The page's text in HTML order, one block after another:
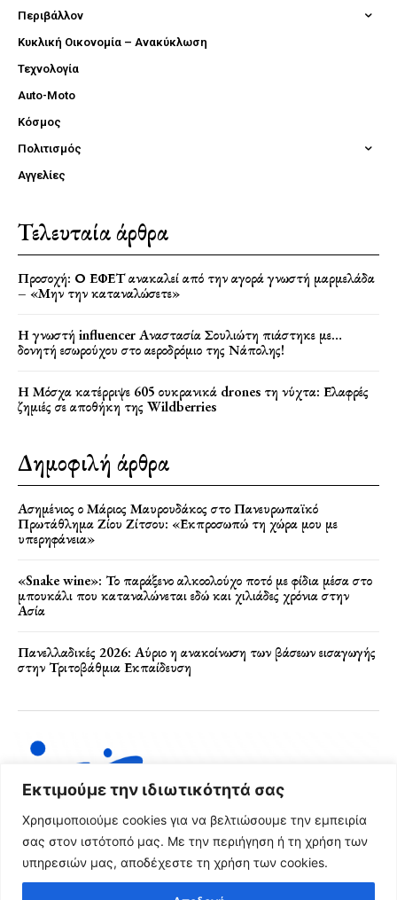
Εκτιμούμε την ιδιωτικότητά σας
Χρησιμοποιούμε cookies για να βελτιώσουμε την εμπειρία
σας στον ιστότοπό μας. Με την περιήγηση ή τη χρήση των
υπηρεσιών μας, αποδέχεστε τη χρήση των cookies.
Περιβάλλον
Κυκλική Οικονομία – Ανακύκλωση
Τεχνολογία
Auto-Moto
Κόσμος
Πολιτισμός
Αγγελίες
Τελευταία άρθρα
Προσοχή: Ο ΕΦΕΤ ανακαλεί από την αγορά γνωστή μαρμελάδα
– «Μην την καταναλώσετε»
Η γνωστή influencer Αναστασία Σουλιώτη πιάστηκε με…
δονητή εσωρούχου στο αεροδρόμιο της Νάπολης!
Η Μόσχα κατέρριψε 605 ουκρανικά drones τη νύχτα: Ελαφρές
ζημιές σε αποθήκη της Wildberries
Δημοφιλή άρθρα
Ασημένιος ο Μάριος Μαυρουδάκος στο Πανευρωπαϊκό
Πρωτάθλημα Ζίου Ζίτσου: «Εκπροσωπώ τη χώρα μου με
υπερηφάνεια»
«Snake wine»: Το παράξενο αλκοολούχο ποτό με φίδια μέσα στο
μπουκάλι που καταναλώνεται εδώ και χιλιάδες χρόνια στην
Ασία
Πανελλαδικές 2026: Αύριο η ανακοίνωση των βάσεων εισαγωγής
στην Τριτοβάθμια Εκπαίδευση
Όροι Χρήσης & Πολιτική Απορρήτου